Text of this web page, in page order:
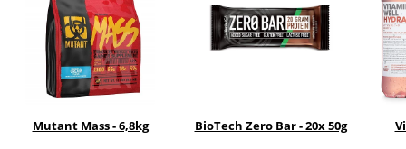
Mutant Mass - 6,8kg BioTech Zero Bar - 20x 50g